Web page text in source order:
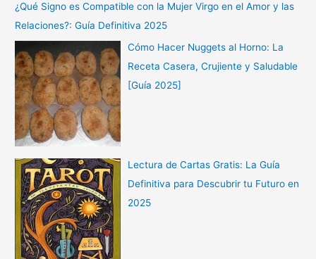
¿Qué Signo es Compatible con la Mujer Virgo en el Amor y las
Relaciones?: Guía Definitiva 2025
Cómo Hacer Nuggets al Horno: La
Receta Casera, Crujiente y Saludable
[Guía 2025]
Lectura de Cartas Gratis: La Guía
Definitiva para Descubrir tu Futuro en
2025